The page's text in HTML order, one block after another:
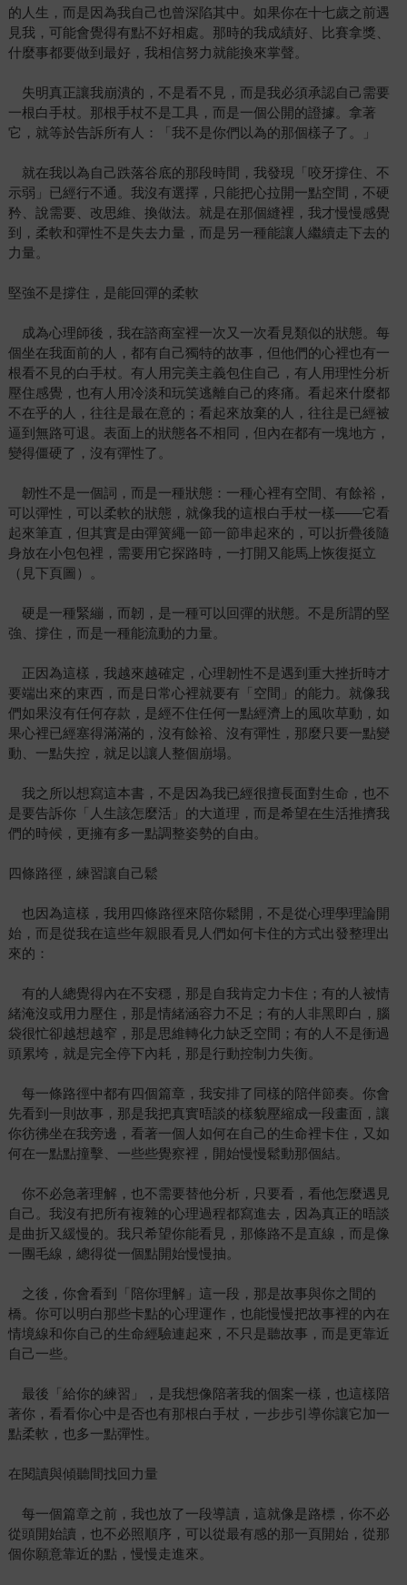
的人生，而是因為我自己也曾深陷其中。如果你在十七歲之前遇
見我，可能會覺得有點不好相處。那時的我成績好、比賽拿獎、
什麼事都要做到最好，我相信努力就能換來掌聲。
失明真正讓我崩潰的，不是看不見，而是我必須承認自己需要
一根白手杖。那根手杖不是工具，而是一個公開的證據。拿著
它，就等於告訴所有人：「我不是你們以為的那個樣子了。」
就在我以為自己跌落谷底的那段時間，我發現「咬牙撐住、不
示弱」已經行不通。我沒有選擇，只能把心拉開一點空間，不硬
矜、說需要、改思維、換做法。就是在那個縫裡，我才慢慢感覺
到，柔軟和彈性不是失去力量，而是另一種能讓人繼續走下去的
力量。
堅強不是撐住，是能回彈的柔軟
成為心理師後，我在諮商室裡一次又一次看見類似的狀態。每
個坐在我面前的人，都有自己獨特的故事，但他們的心裡也有一
根看不見的白手杖。有人用完美主義包住自己，有人用理性分析
壓住感覺，也有人用冷淡和玩笑逃離自己的疼痛。看起來什麼都
不在乎的人，往往是最在意的；看起來放棄的人，往往是已經被
逼到無路可退。表面上的狀態各不相同，但內在都有一塊地方，
變得僵硬了，沒有彈性了。
韌性不是一個詞，而是一種狀態：一種心裡有空間、有餘裕，
可以彈性，可以柔軟的狀態，就像我的這根白手杖一樣——它看
起來筆直，但其實是由彈簧繩一節一節串起來的，可以折疊後隨
身放在小包包裡，需要用它探路時，一打開又能馬上恢復挺立
（見下頁圖）。
硬是一種緊繃，而韌，是一種可以回彈的狀態。不是所謂的堅
強、撐住，而是一種能流動的力量。
正因為這樣，我越來越確定，心理韌性不是遇到重大挫折時才
要端出來的東西，而是日常心裡就要有「空間」的能力。就像我
們如果沒有任何存款，是經不住任何一點經濟上的風吹草動，如
果心裡已經塞得滿滿的，沒有餘裕、沒有彈性，那麼只要一點變
動、一點失控，就足以讓人整個崩塌。
我之所以想寫這本書，不是因為我已經很擅長面對生命，也不
是要告訴你「人生該怎麼活」的大道理，而是希望在生活推擠我
們的時候，更擁有多一點調整姿勢的自由。
四條路徑，練習讓自己鬆
也因為這樣，我用四條路徑來陪你鬆開，不是從心理學理論開
始，而是從我在這些年親眼看見人們如何卡住的方式出發整理出
來的：
有的人總覺得內在不安穩，那是自我肯定力卡住；有的人被情
緒淹沒或用力壓住，那是情緒涵容力不足；有的人非黑即白，腦
袋很忙卻越想越窄，那是思維轉化力缺乏空間；有的人不是衝過
頭累垮，就是完全停下內耗，那是行動控制力失衡。
每一條路徑中都有四個篇章，我安排了同樣的陪伴節奏。你會
先看到一則故事，那是我把真實晤談的樣貌壓縮成一段畫面，讓
你彷彿坐在我旁邊，看著一個人如何在自己的生命裡卡住，又如
何在一點點撞擊、一些些覺察裡，開始慢慢鬆動那個結。
你不必急著理解，也不需要替他分析，只要看，看他怎麼遇見
自己。我沒有把所有複雜的心理過程都寫進去，因為真正的晤談
是曲折又緩慢的。我只希望你能看見，那條路不是直線，而是像
一團毛線，總得從一個點開始慢慢抽。
之後，你會看到「陪你理解」這一段，那是故事與你之間的
橋。你可以明白那些卡點的心理運作，也能慢慢把故事裡的內在
情境線和你自己的生命經驗連起來，不只是聽故事，而是更靠近
自己一些。
最後「給你的練習」，是我想像陪著我的個案一樣，也這樣陪
著你，看看你心中是否也有那根白手杖，一步步引導你讓它加一
點柔軟，也多一點彈性。
在閱讀與傾聽間找回力量
每一個篇章之前，我也放了一段導讀，這就像是路標，你不必
從頭開始讀，也不必照順序，可以從最有感的那一頁開始，從那
個你願意靠近的點，慢慢走進來。